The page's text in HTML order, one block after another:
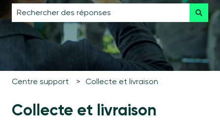
Il n'y a aucune suggestion car le champ de recherche
Centre support Collecte et livraison
Collecte et livraison